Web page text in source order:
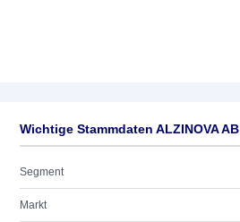
Wichtige Stammdaten ALZINOVA AB
Segment
Markt